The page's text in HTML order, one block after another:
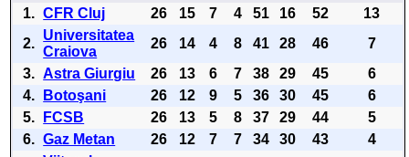
1. CFR Cluj 26 15 7 4 51 16 52
13
2.
Universitatea
Craiova
26 14 4 8 41 28 46
7
3. Astra Giurgiu 26 13 6 7 38 29 45
6
4.
Botoşani 26 12 9 5 36 30 45
6
5.
FCSB 26 13 5 8 37 29 44
5
6. Gaz Metan 26 12 7 7 34 30 43
4